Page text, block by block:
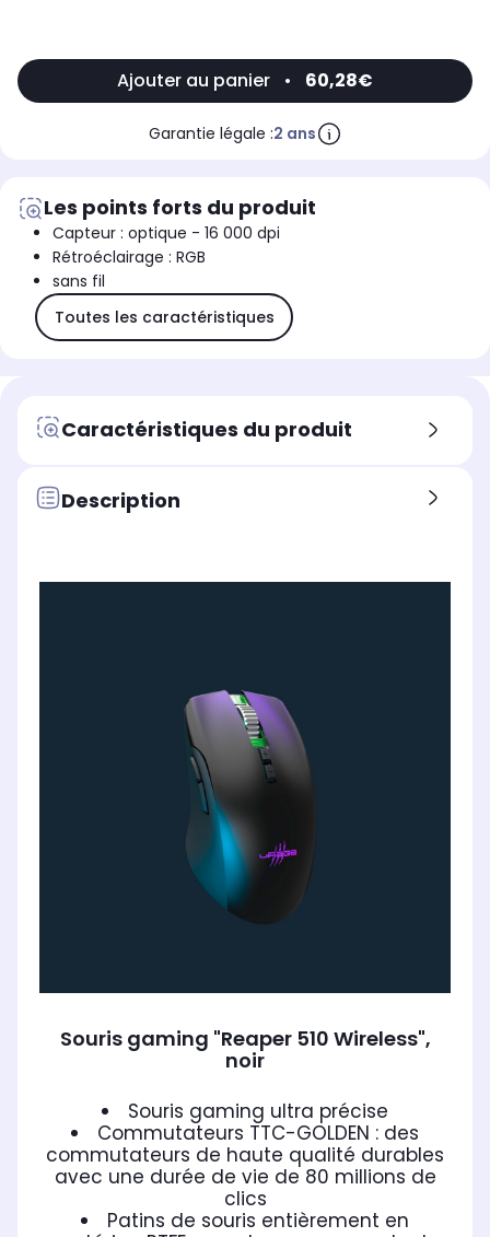
Ajouter au panier • 60,28€
Garantie légale :2 ans
Les points forts du produit
Capteur : optique - 16 000 dpi
Rétroéclairage : RGB
sans fil
Toutes les caractéristiques
Caractéristiques du produit
Description
Souris gaming "Reaper 510 Wireless",
noir
Souris gaming ultra précise
Commutateurs TTC-GOLDEN : des
commutateurs de haute qualité durables
avec une durée de vie de 80 millions de
clics
Patins de souris entièrement en